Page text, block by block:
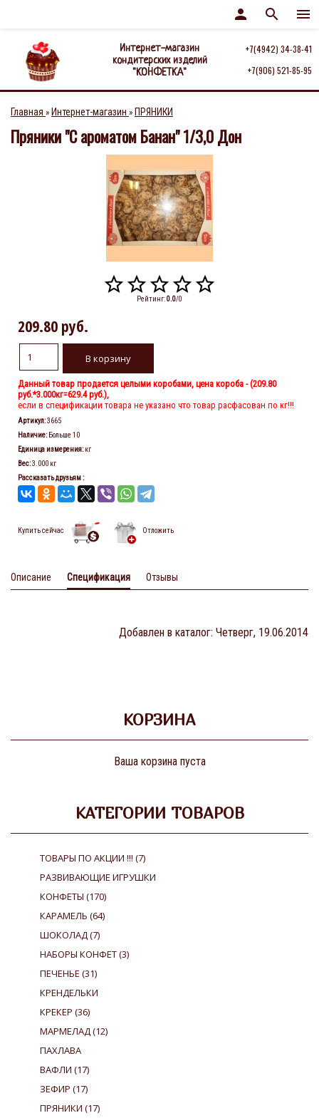
menu
search
person
Интернет-магазин
кондитерских изделий
"КОНФЕТКА"
+7(4942) 34-38-41
+7(906) 521-85-95
Главная » Интернет-магазин » ПРЯНИКИ
Пряники "С ароматом Банан" 1/3,0 Дон
Рейтинг:0.0/0
209.80 руб.
Данный товар продается целыми коробами, цена короба - (209.80
руб.*3.000кг=629.4 руб.),
если в спецификации товара не указано что товар расфасован по кг!!!
Артикул:3665
Наличие: Больше 10
Единица измерения: кг
Вес:3.000 кг
Рассказать друзьям:
Купить сейчас Отложить
Описание Спецификация Отзывы
Добавлен в каталог: Четверг, 19.06.2014
КОРЗИНА
Ваша корзина пуста
КАТЕГОРИИ ТОВАРОВ
ТОВАРЫ ПО АКЦИИ !!! (7)
РАЗВИВАЮЩИЕ ИГРУШКИ
КОНФЕТЫ (170)
КАРАМЕЛЬ (64)
ШОКОЛАД(7)
НАБОРЫ КОНФЕТ(3)
ПЕЧЕНЬЕ (31)
КРЕНДЕЛЬКИ
КРЕКЕР (36)
МАРМЕЛАД(12)
ПАХЛАВА
ВАФЛИ (17)
ЗЕФИР (17)
ПРЯНИКИ (17)